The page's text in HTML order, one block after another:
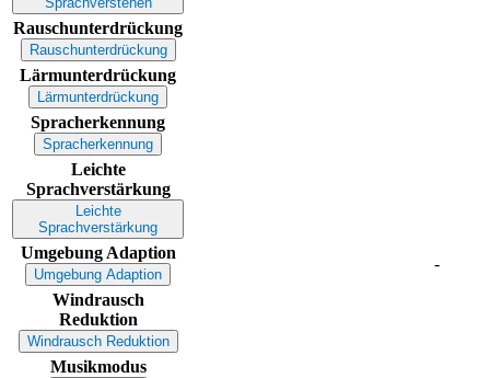
Rauschunterdrückung
Rauschunterdrückung
Lärmunterdrückung
Lärmunterdrückung
Spracherkennung
Spracherkennung
Leichte
Sprachverstärkung
Leichte
Sprachverstärkung
Umgebung Adaption
Umgebung Adaption
-
Windrausch
Reduktion
Windrausch Reduktion
Musikmodus